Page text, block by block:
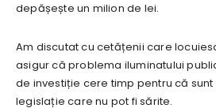
depășește un milion de lei.
Am discutat cu cetățenii care
asigur că problema iluminatului
de investiție cere timp pentru că
legislație care nu pot fi sărite.